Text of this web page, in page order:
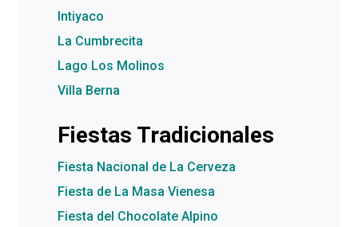
Intiyaco
La Cumbrecita
Lago Los Molinos
Villa Berna
Fiestas Tradicionales
Fiesta Nacional de La Cerveza
Fiesta de La Masa Vienesa
Fiesta del Chocolate Alpino